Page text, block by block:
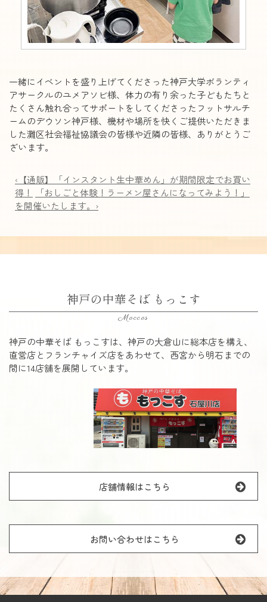
一緒にイベントを盛り上げてくださった神戸大学ボランティ
アサークルのユメアソビ様、体力の有り余った子どもたちと
たくさん触れ合ってサポートをしてくださったフットサルチ
ームのデウソン神戸様、機材や場所を快くご提供いただきま
した灘区社会福祉協議会の皆様や近隣の皆様、ありがとうご
ざいます。
‹【通販】「インスタント生中華めん」が期間限定でお買い
得！
「おしごと体験！ラーメン屋さんになってみよう！」
を開催いたします。›
神戸の中華そば もっこす
Moccos
神戸の中華そば もっこすは、神戸の大倉山に総本店を構え、
直営店とフランチャイズ店をあわせて、西宮から明石までの
間に14店舗を展開しています。
店舗情報はこちら
お問い合わせはこちら